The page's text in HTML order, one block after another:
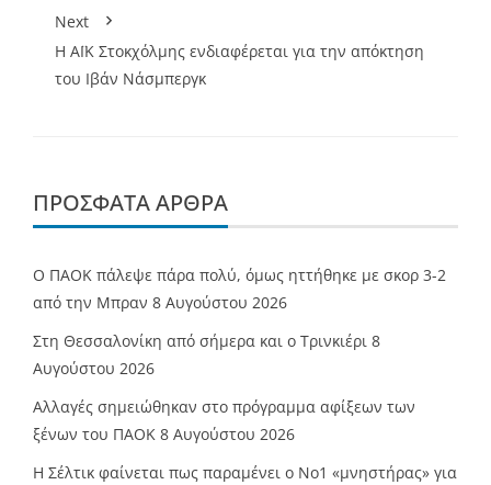
Next
Η ΑΪΚ Στοκχόλμης ενδιαφέρεται για την απόκτηση
του Ιβάν Νάσμπεργκ
ΠΡΌΣΦΑΤΑ ΆΡΘΡΑ
Ο ΠΑΟΚ πάλεψε πάρα πολύ, όμως ηττήθηκε με σκορ 3-2
από την Μπραν 8 Αυγούστου 2026
Στη Θεσσαλονίκη από σήμερα και ο Τρινκιέρι 8
Αυγούστου 2026
Αλλαγές σημειώθηκαν στο πρόγραμμα αφίξεων των
ξένων του ΠΑΟΚ 8 Αυγούστου 2026
Η Σέλτικ φαίνεται πως παραμένει ο Νο1 «μνηστήρας» για